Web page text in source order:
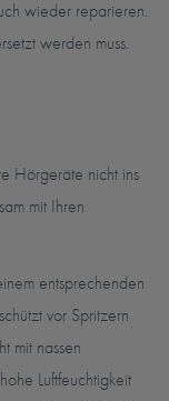
wieder reparieren.
werden muss.
Hörgeräte nicht ins
mit Ihren
entsprechenden
vor Spritzern
mit nassen
Luftfeuchtigkeit